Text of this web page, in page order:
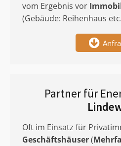
vom Ergebnis vor
(Gebäude: Reihenhaus
Partner für
Oft im Einsatz für
Geschäftshäuser(